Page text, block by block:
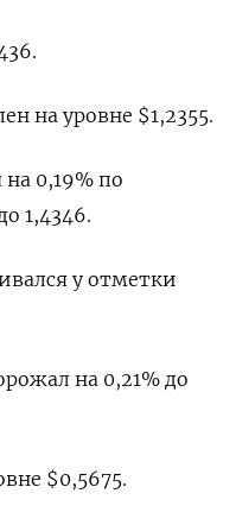
на уровне $1,2355​.
0,19% по
1,4346.
у отметки
на 0,21% до
$0,5675​.